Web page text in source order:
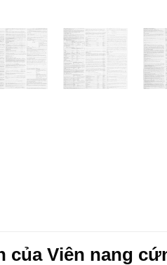
của Viên nang